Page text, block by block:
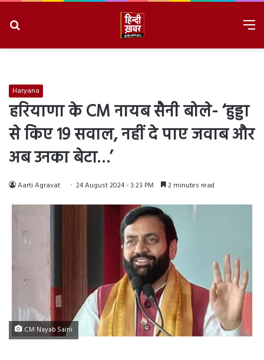
Haryana
हरियाणा के CM नायब सैनी बोले- ‘हुड्डा
से किए 19 सवाल, नहीं दे पाए जवाब और
अब उनका बेटा…’
Aarti Agravat 24 August 2024 - 3:23 PM 2 minutes read
CM Nayab Saini